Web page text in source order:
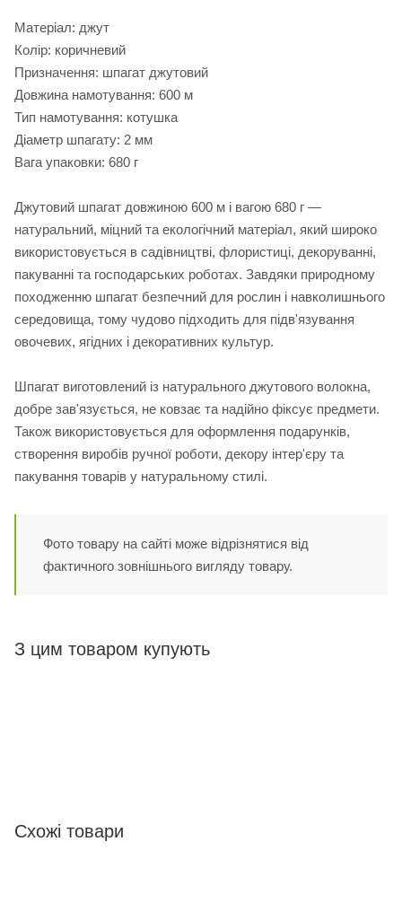
Матеріал: джут
Колір: коричневий
Призначення: шпагат джутовий
Довжина намотування: 600 м
Тип намотування: котушка
Діаметр шпагату: 2 мм
Вага упаковки: 680 г
Джутовий шпагат довжиною 600 м і вагою 680 г —
натуральний, міцний та екологічний матеріал, який широко
використовується в садівництві, флористиці, декоруванні,
пакуванні та господарських роботах. Завдяки природному
походженню шпагат безпечний для рослин і навколишнього
середовища, тому чудово підходить для підв'язування
овочевих, ягідних і декоративних культур.
Шпагат виготовлений із натурального джутового волокна,
добре зав'язується, не ковзає та надійно фіксує предмети.
Також використовується для оформлення подарунків,
створення виробів ручної роботи, декору інтер'єру та
пакування товарів у натуральному стилі.
Фото товару на сайті може відрізнятися від
фактичного зовнішнього вигляду товару.
З цим товаром купують
Схожі товари